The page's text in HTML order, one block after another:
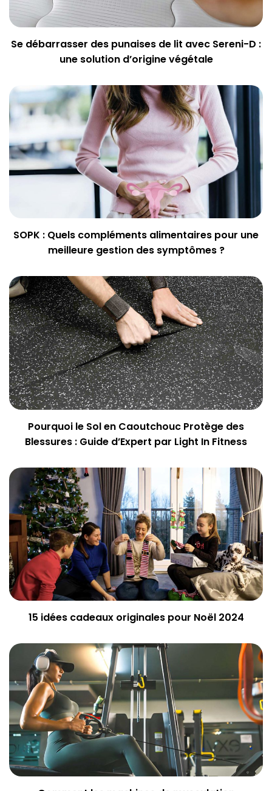
Se débarrasser des punaises de lit avec Sereni-D :
une solution d’origine végétale
SOPK : Quels compléments alimentaires pour une
meilleure gestion des symptômes ?
Pourquoi le Sol en Caoutchouc Protège des
Blessures : Guide d’Expert par Light In Fitness
15 idées cadeaux originales pour Noël 2024